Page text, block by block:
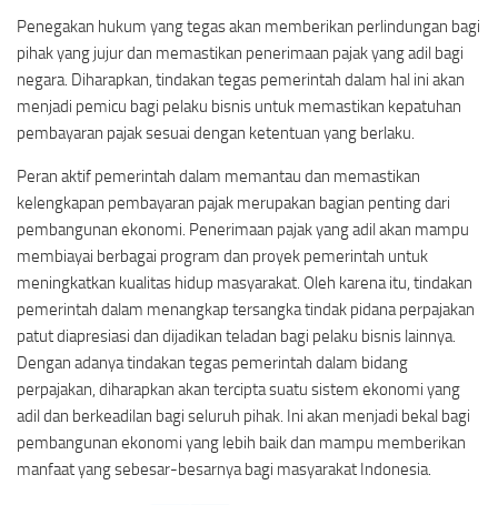
Penegakan hukum yang tegas akan memberikan perlindungan bagi
pihak yang jujur dan memastikan penerimaan pajak yang adil bagi
negara. Diharapkan, tindakan tegas pemerintah dalam hal ini akan
menjadi pemicu bagi pelaku bisnis untuk memastikan kepatuhan
pembayaran pajak sesuai dengan ketentuan yang berlaku.
Peran aktif pemerintah dalam memantau dan memastikan
kelengkapan pembayaran pajak merupakan bagian penting dari
pembangunan ekonomi. Penerimaan pajak yang adil akan mampu
membiayai berbagai program dan proyek pemerintah untuk
meningkatkan kualitas hidup masyarakat. Oleh karena itu, tindakan
pemerintah dalam menangkap tersangka tindak pidana perpajakan
patut diapresiasi dan dijadikan teladan bagi pelaku bisnis lainnya.
Dengan adanya tindakan tegas pemerintah dalam bidang
perpajakan, diharapkan akan tercipta suatu sistem ekonomi yang
adil dan berkeadilan bagi seluruh pihak. Ini akan menjadi bekal bagi
pembangunan ekonomi yang lebih baik dan mampu memberikan
manfaat yang sebesar-besarnya bagi masyarakat Indonesia.